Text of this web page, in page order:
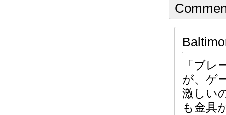
「ブ
が、ゲ
激しい
も金具